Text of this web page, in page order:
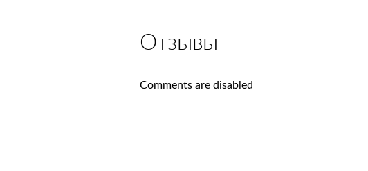
Отзывы
Comments are disabled